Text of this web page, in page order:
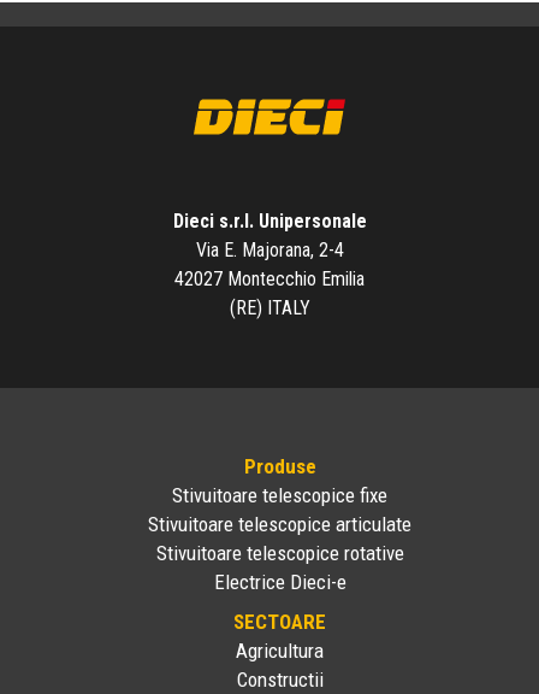
Dieci s.r.l. Unipersonale
Via E. Majorana, 2-4
42027 Montecchio Emilia
(RE) ITALY
Produse
Stivuitoare telescopice fixe
Stivuitoare telescopice articulate
Stivuitoare telescopice rotative
Electrice Dieci-e
SECTOARE
Agricultura
Constructii